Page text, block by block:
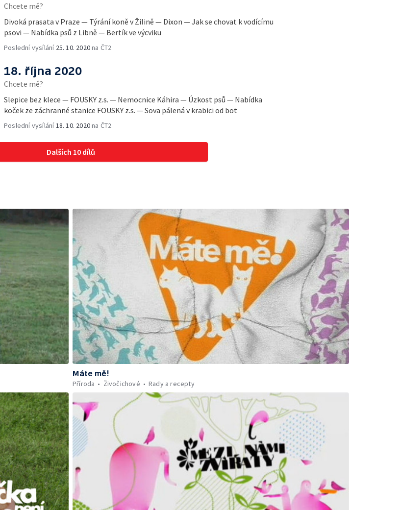
Chcete mě?
Divoká prasata v Praze — Týrání koně v Žilině — Dixon — Jak se chovat k vodícímu
psovi — Nabídka psů z Libně — Bertík ve výcviku
Poslední vysílání 25. 10. 2020na ČT2
18. října 2020
Chcete mě?
Slepice bez klece — FOUSKY z.s. — Nemocnice Káhira — Úzkost psů — Nabídka
koček ze záchranné stanice FOUSKY z.s. — Sova pálená v krabici od bot
Poslední vysílání 18. 10. 2020na ČT2
Dalších 10 dílů
Máte mě!
Příroda
Živočichové Rady a recepty